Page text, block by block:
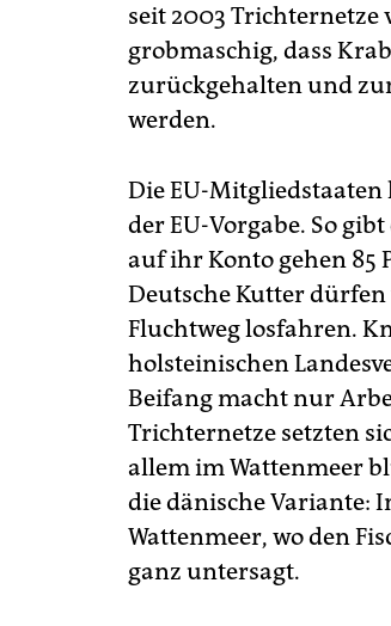
seit 2003 Trichternetze
grobmaschig, dass
zurückgehalten und
werden.
Die EU-Mitgliedstaaten
der EU-Vorgabe. So
auf ihr Konto gehen 85
Deutsche Kutter dürfen
Fluchtweg losfahren.
holsteinischen
Beifang macht nur
Trichternetze setzten
allem im Wattenmeer
die dänische Variante:
Wattenmeer, wo den
ganz untersagt.